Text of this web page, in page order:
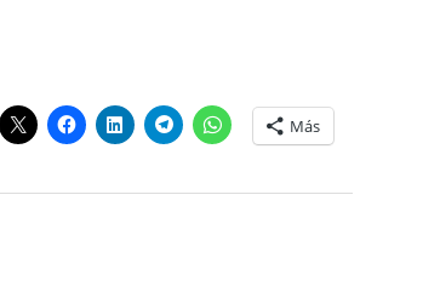
Más